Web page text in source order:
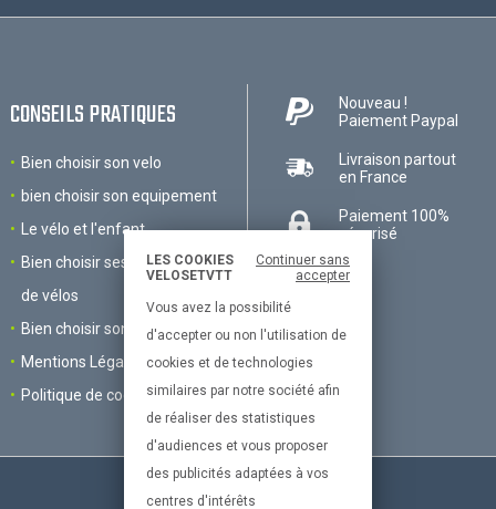
LES COOKIES
VELOSETVTT
Continuer sans
accepter
Vous avez la possibilité
d'accepter ou non l'utilisation de
cookies et de technologies
similaires par notre société afin
de réaliser des statistiques
d'audiences et vous proposer
des publicités adaptées à vos
centres d'intérêts
CONSEILS PRATIQUES
Bien choisir son velo
bien choisir son equipement
Le vélo et l'enfant
Bien choisir ses accessoires
de vélos
Bien choisir son VTT
Mentions Légales
Politique de cookies
Nouveau !
Paiement Paypal
Livraison partout
en France
Paiement 100%
sécurisé